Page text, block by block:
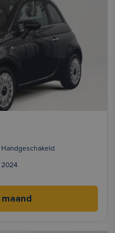
Handgeschakeld
2024